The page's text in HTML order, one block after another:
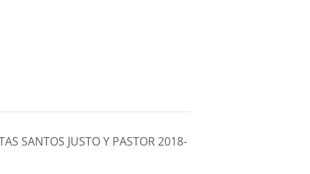
SANTOS JUSTO Y PASTOR 2018-